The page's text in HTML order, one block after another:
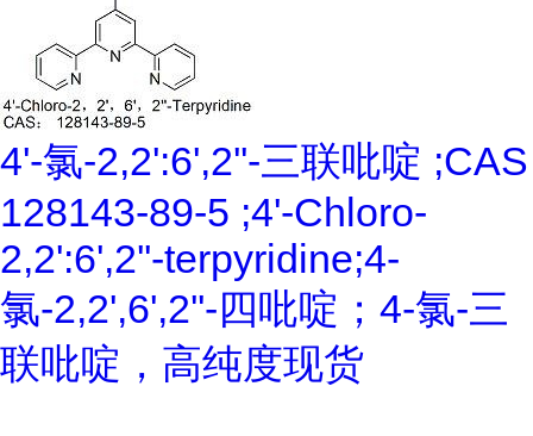
4'-氯-2,2':6',2''-三联吡啶 ;CAS
128143-89-5 ;4'-Chloro-
2,2':6',2''-terpyridine;4-
氯-2,2',6',2''-四吡啶；4-氯-三
联吡啶，高纯度现货